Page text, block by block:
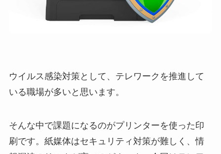
ウイルス感染対策として、テレワークを推進して
いる職場が多いと思います。
そんな中で課題になるのがプリンターを使った印
刷です。紙媒体はセキュリティ対策が難しく、情